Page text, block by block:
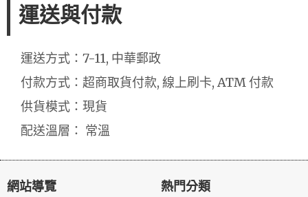
運送與付款
運送方式：7-11, 中華郵政
付款方式：超商取貨付款, 線上刷卡, ATM 付款
供貨模式：現貨
配送溫層： 常溫
網站導覽 熱門分類